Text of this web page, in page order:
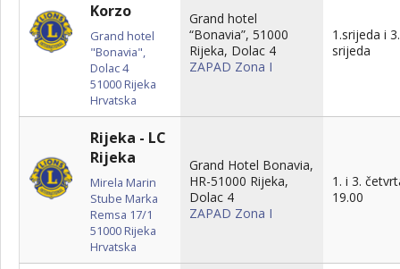
Korzo
Grand hotel
"Bonavia",
Dolac 4
51000 Rijeka
Hrvatska
Grand hotel
“Bonavia”, 51000
Rijeka, Dolac 4
ZAPAD Zona I
1.srijeda i 3.
srijeda
Rijeka - LC
Rijeka
Mirela Marin
Stube Marka
Remsa 17/1
51000 Rijeka
Hrvatska
Grand Hotel Bonavia,
HR-51000 Rijeka,
Dolac 4
ZAPAD Zona I
1. i 3.
19.00